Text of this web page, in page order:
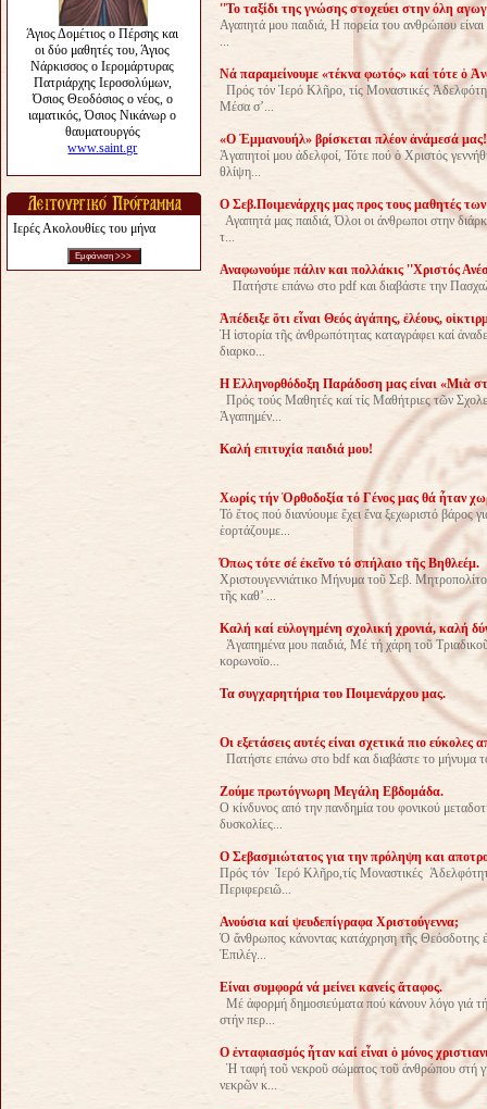
Ιερές Ακολουθίες του μήνα
''Το ταξίδι της γνώσης στοχεύει στην όλη
Αγαπητά μου παιδιά, Η πορεία του ανθρώπου είναι
...
Νά παραμείνουμε «τέκνα φωτός» καί τότε ὁ
Πρός τόν Ἱερό Κλῆρο, τίς Μοναστικές
Μέσα σ’...
«Ο Ἐμμανουήλ» βρίσκεται πλέον ἀνάμεσά μας!
Ἀγαπητοί μου ἀδελφοί, Τότε πού ὁ Χριστός
θλίψη...
Ο Σεβ.Ποιμενάρχης μας προς τους μαθητές
Αγαπητά μας παιδιά, Όλοι οι άνθρωποι στην
τ...
Αναφωνούμε πάλιν και πολλάκις ''Χριστός
Πατήστε επάνω στο pdf και διαβάστε την
Ἀπέδειξε ὅτι εἶναι Θεός ἀγάπης, ἐλέους,
Ἡ ἱστορία τῆς ἀνθρωπότητας καταγράφει καί
διαρκο...
H Eλληνορθόδοξη Παράδοση μας είναι «Μιὰ
Πρός τούς Μαθητές καί τίς Μαθήτριες τῶν
Ἀγαπημέν...
Kαλή επιτυχία παιδιά μου!
Χωρίς τήν Ὀρθοδοξία τό Γένος μας θά ἦταν
Τό ἔτος πού διανύουμε ἔχει ἕνα ξεχωριστό βάρος
ἑορτάζουμε...
Όπως τότε σέ ἐκεῖνο τό σπήλαιο τῆς Βηθλεέμ.
Χριστουγεννιάτικο Μήνυμα τοῦ Σεβ.
τῆς καθ’ ...
Καλή καί εὐλογημένη σχολική χρονιά, καλή
Ἀγαπημένα μου παιδιά, Μέ τή χάρη τοῦ
κορωνοϊο...
Τα συγχαρητήρια του Ποιμενάρχου μας.
Οι εξετάσεις αυτές είναι σχετικά πιο εύκολες
Πατήστε επάνω στο bdf και διαβάστε το μήνυμα
Ζούμε πρωτόγνωρη Μεγάλη Εβδομάδα.
Ο κίνδυνος από την πανδημία του φονικού
δυσκολίες...
Ο Σεβασμιώτατος για την πρόληψη και
Πρός τόν Ἱερό Κλῆρο,τίς Μοναστικές
Περιφερειῶ...
Ανούσια καί ψευδεπίγραφα Χριστούγεννα;
Ὁ ἄνθρωπος κάνοντας κατάχρηση τῆς Θεόσδοτης
Ἐπιλέγ...
Είναι συμφορά νά μείνει κανείς ἄταφος.
Μέ ἀφορμή δημοσιεύματα πού κάνουν λόγο γιά
στήν περ...
O ἐνταφιασμός ἦταν καί εἶναι ὁ μόνος
Ἡ ταφή τοῦ νεκροῦ σώματος τοῦ ἀνθρώπου στή
νεκρῶν κ...